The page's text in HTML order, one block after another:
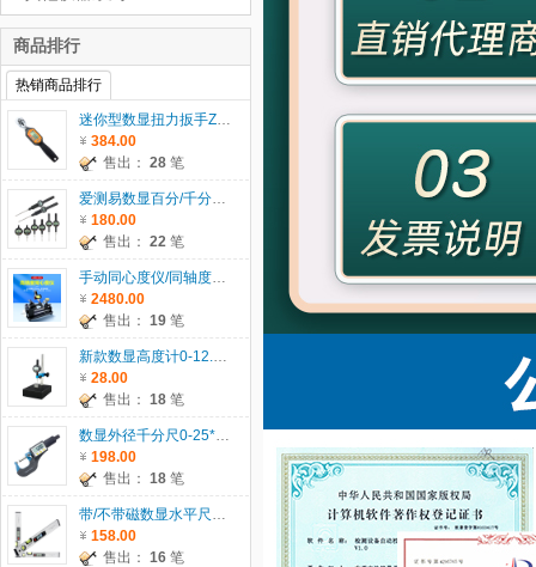
商品排行
热销商品排行
迷你型数显扭力扳手ZWM系列
384.00
售出： 28 笔
爱测易数显百分/千分表0-5/12.7/25.4/30/50.8/100mm
180.00
售出： 22 笔
手动同心度仪/同轴度仪系列ACE-135
2480.00
售出： 19 笔
新款数显高度计0-12.7/25.4/30/50.8mm
28.00
售出： 18 笔
数显外径千分尺0-25*0.001mm
198.00
售出： 18 笔
带/不带磁数显水平尺ACE-SP400/600/1000
158.00
售出： 16 笔